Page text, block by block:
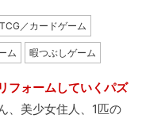
TCG／カードゲーム
ム 暇つぶしゲーム
フォームしていくパズ
、美少女住人、1匹の